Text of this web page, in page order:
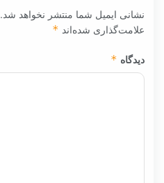
نشانی ایمیل شما منتشر نخواهد شد.
علامت‌گذاری شده‌اند *
دیدگاه *